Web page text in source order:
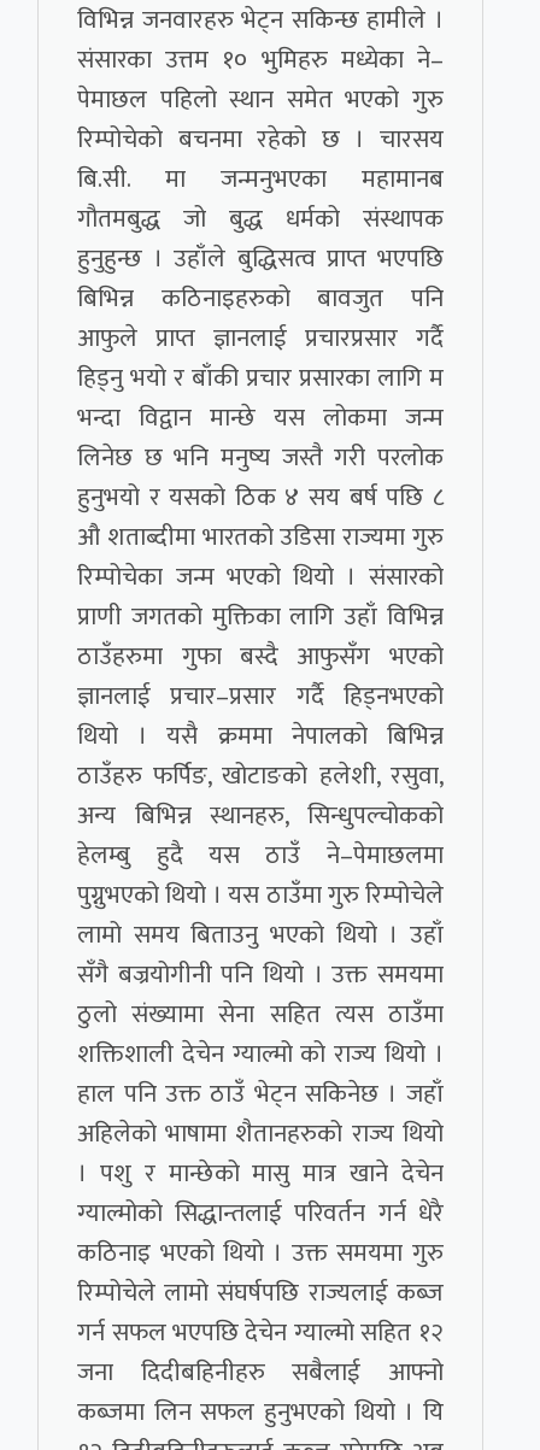
विभिन्न जनवारहरु भेट्न सकिन्छ हामीले ।
संसारका उत्तम १० भुमिहरु मध्येका ने–
पेमाछल पहिलो स्थान समेत भएको गुरु
रिम्पोचेको बचनमा रहेको छ । चारसय
बि.सी. मा जन्मनुभएका महामानब
गौतमबुद्ध जो बुद्ध धर्मको संस्थापक
हुनुहुन्छ । उहाँले बुद्धिसत्व प्राप्त भएपछि
बिभिन्न कठिनाइहरुको बावजुत पनि
आफुले प्राप्त ज्ञानलाई प्रचारप्रसार गर्दै
हिड्नु भयो र बाँकी प्रचार प्रसारका लागि म
भन्दा विद्वान मान्छे यस लोकमा जन्म
लिनेछ छ भनि मनुष्य जस्तै गरी परलोक
हुनुभयो र यसको ठिक ४ सय बर्ष पछि ८
औ शताब्दीमा भारतको उडिसा राज्यमा गुरु
रिम्पोचेका जन्म भएको थियो । संसारको
प्राणी जगतको मुक्तिका लागि उहाँ विभिन्न
ठाउँहरुमा गुफा बस्दै आफुसँग भएको
ज्ञानलाई प्रचार–प्रसार गर्दै हिड्नभएको
थियो । यसै क्रममा नेपालको बिभिन्न
ठाउँहरु फर्पिङ, खोटाङको हलेशी, रसुवा,
अन्य बिभिन्न स्थानहरु, सिन्धुपल्चोकको
हेलम्बु हुदै यस ठाउँ ने–पेमाछलमा
पुग्नुभएको थियो । यस ठाउँमा गुरु रिम्पोचेले
लामो समय बिताउनु भएको थियो । उहाँ
सँगै बज्रयोगीनी पनि थियो । उक्त समयमा
ठुलो संख्यामा सेना सहित त्यस ठाउँमा
शक्तिशाली देचेन ग्याल्मो को राज्य थियो ।
हाल पनि उक्त ठाउँ भेट्न सकिनेछ । जहाँ
अहिलेको भाषामा शैतानहरुको राज्य थियो
। पशु र मान्छेको मासु मात्र खाने देचेन
ग्याल्मोको सिद्धान्तलाई परिवर्तन गर्न धेरै
कठिनाइ भएको थियो । उक्त समयमा गुरु
रिम्पोचेले लामो संघर्षपछि राज्यलाई कब्ज
गर्न सफल भएपछि देचेन ग्याल्मो सहित १२
जना दिदीबहिनीहरु सबैलाई आफ्नो
कब्जमा लिन सफल हुनुभएको थियो । यि